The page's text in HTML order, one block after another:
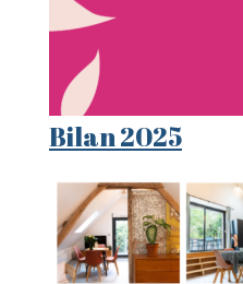
Bilan 2025